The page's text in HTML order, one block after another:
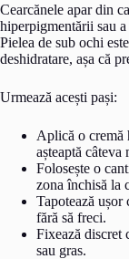
Cearcănele apar din
hiperpigmentării sau
Pielea de sub ochi
deshidratare, așa că
Urmează acești pași:
Aplică o cremă
așteaptă câteva
Folosește o
zona închisă la
Tapotează ușor
fără să freci.
Fixează discret
sau gras.